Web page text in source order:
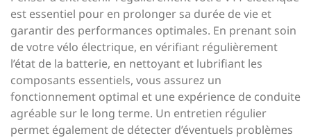
est essentiel pour en prolonger sa durée de vie et
garantir des performances optimales. En prenant soin
de votre vélo électrique, en vérifiant régulièrement
l’état de la batterie, en nettoyant et lubrifiant les
composants essentiels, vous assurez un
fonctionnement optimal et une expérience de conduite
agréable sur le long terme. Un entretien régulier
permet également de détecter d’éventuels problèmes